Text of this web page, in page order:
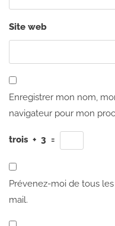
Site web
Enregistrer mon nom,
navigateur pour mon
trois + 3 =
Prévenez-moi de tous
mail.